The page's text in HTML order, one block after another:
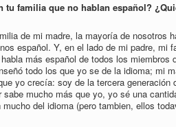
tu familia que no hablan español?
de mi madre, la mayoría de nosotros
español. Y, en el lado de mi padre, mi
más español de todos los
todo los que yo se de la idioma; mi
yo crecía: soy de la tercera
sabe mucho más que yo, yo sé una
mucho del idioma (pero tambien, ellos